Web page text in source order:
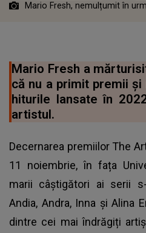
Mario Fresh, nemulțumit în
Mario Fresh a
că nu a primit premii
hiturile lansate în
artistul.
Decernarea premiilor The
11 noiembrie, în fața
marii câștigători ai serii
Andia, Andra, Inna și Alina
dintre cei mai îndrăgiți